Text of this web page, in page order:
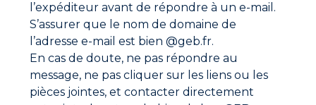
le maintien de performances techniques
élevées,
une parfaite adaptation aux usages des
professionnels de la GCCP.
Ce trophée souligne la capacité de GEB à proposer
l’expéditeur avant de répondre à un e-mail.
S’assurer que le nom de domaine de
l’adresse e-mail est bien @geb.fr.
En cas de doute, ne pas répondre au
message, ne pas cliquer sur les liens ou les
pièces jointes, et contacter directement